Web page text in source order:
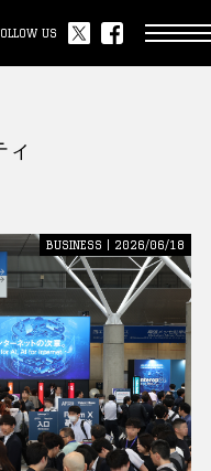
US
ィ
BUSINESS | 2026/06/18